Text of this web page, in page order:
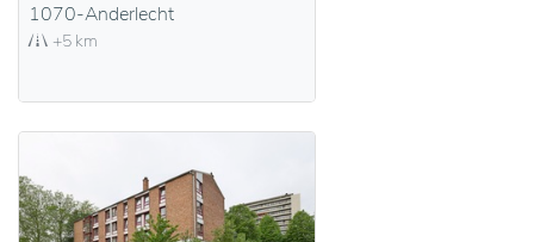
1070-Anderlecht
+5 km